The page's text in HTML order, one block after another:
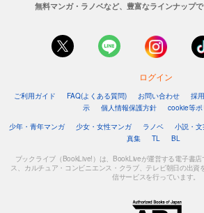
無料マンガ・ラノベなど、豊富なラインナップ
ログイン
ご利用ガイド FAQ(よくある質問) お問い合わせ 採
示
個人情報保護方針
cookie等ポ
少年・青年マンガ
少女・女性マンガ ラノベ 小説・
真集
TL BL
ブックライブ（BookLive!）は、BookLiveが運営する電子書
ス、カルチュア・コンビニエンス・クラブ、テレビ朝日の出資
信サービスを行っています。